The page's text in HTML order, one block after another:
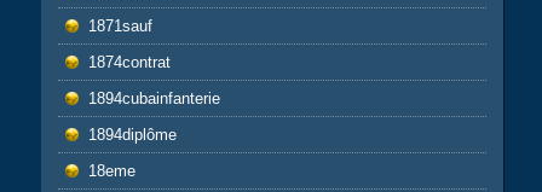
1871sauf
1874contrat
1894cubainfanterie
1894diplôme
18eme